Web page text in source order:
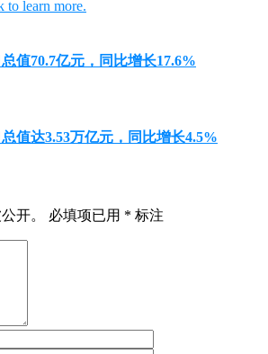
值70.7亿元，同比增长17.6%
值达3.53万亿元，同比增长4.5%
开。 必填项已用 * 标注